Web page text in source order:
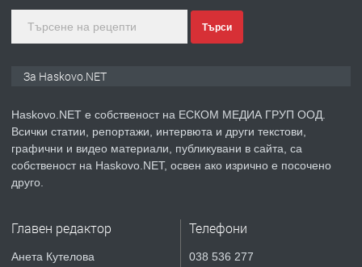
КУБА
Хисаря до ток, вода,канализация,
асфалт 0889 537 426
преди 5 дни
Търси
За Haskovo.NET
Haskovo.NET е собственост на ЕСКОМ МЕДИА ГРУП ООД.
Всички статии, репортажи, интервюта и други текстови,
графични и видео материали, публикувани в сайта, са
собственост на Haskovo.NET, освен ако изрично е посочено
друго.
Главен редактор
Анета Кутелова
Телефони
038 536 277